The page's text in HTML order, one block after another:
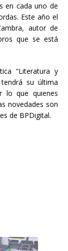
en cada uno de
Este año el
autor de
que se está
“Literatura y
su última
lo que quienes
novedades son
de BPDigital.